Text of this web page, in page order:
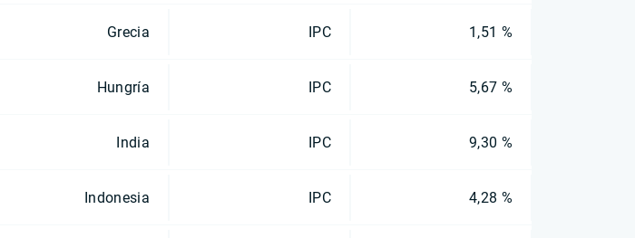
Grecia IPC 1,51 %
Hungría IPC 5,67 %
India IPC 9,30 %
Indonesia IPC 4,28 %